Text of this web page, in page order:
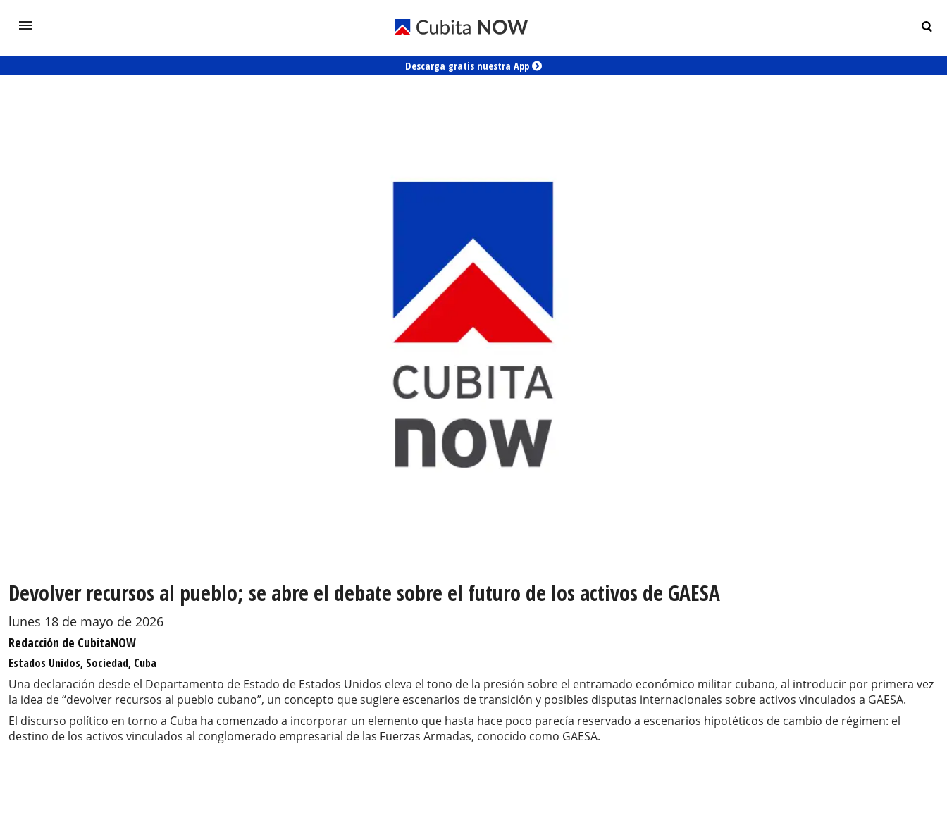
Descarga gratis nuestra App
Devolver recursos al pueblo; se abre el debate sobre el futuro de los activos de GAESA
lunes 18 de mayo de 2026
Redacción de CubitaNOW
Estados Unidos, Sociedad, Cuba
Una declaración desde el Departamento de Estado de Estados Unidos eleva el tono de la presión sobre el entramado económico militar cubano, al introducir por primera vez
la idea de “devolver recursos al pueblo cubano”, un concepto que sugiere escenarios de transición y posibles disputas internacionales sobre activos vinculados a GAESA.
El discurso político en torno a Cuba ha comenzado a incorporar un elemento que hasta hace poco parecía reservado a escenarios hipotéticos de cambio de régimen: el
destino de los activos vinculados al conglomerado empresarial de las Fuerzas Armadas, conocido como GAESA.